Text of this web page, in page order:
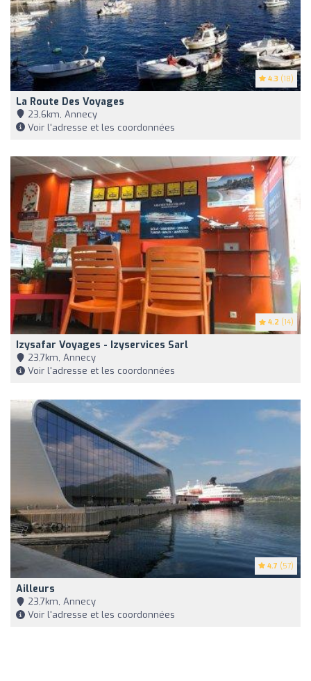
4.3 (18)
La Route Des Voyages
23,6km, Annecy
Voir l'adresse et les coordonnées
4.2 (14)
Izysafar Voyages - Izyservices Sarl
23,7km, Annecy
Voir l'adresse et les coordonnées
4.7 (57)
Ailleurs
23,7km, Annecy
Voir l'adresse et les coordonnées